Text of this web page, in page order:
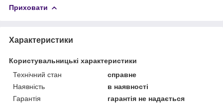
Приховати
Характеристики
Користувальницькі характеристики
Технічний стан
справне
Наявність
в наявності
Гарантія
гарантія не надається